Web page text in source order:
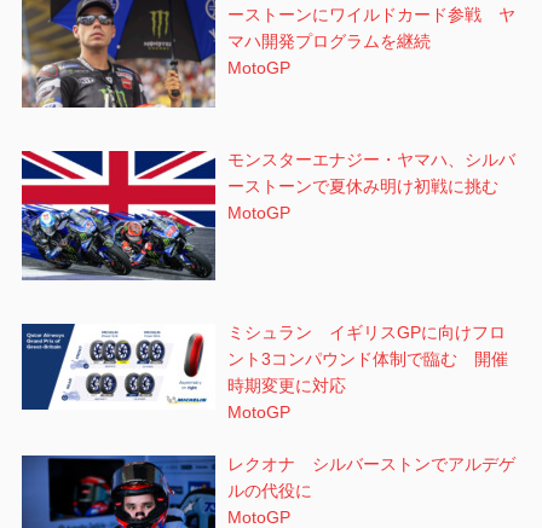
ーストーンにワイルドカード参戦 ヤ
マハ開発プログラムを継続
MotoGP
モンスターエナジー・ヤマハ、シルバ
ーストーンで夏休み明け初戦に挑む
MotoGP
ミシュラン イギリスGPに向けフロ
ント3コンパウンド体制で臨む 開催
時期変更に対応
MotoGP
レクオナ シルバーストンでアルデゲ
ルの代役に
MotoGP